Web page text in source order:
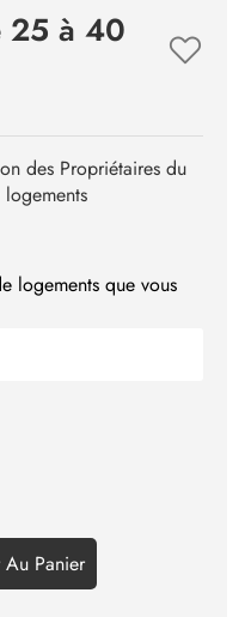
25 à 40
des Propriétaires du
logements que vous
Panier